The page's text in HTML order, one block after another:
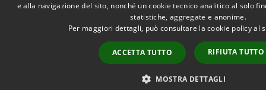
e alla navigazione del sito, nonché un cookie tecnico analitico al solo
statistiche, aggregate e anonime.
Per maggiori dettagli, può consultare la cookie policy al
ACCETTA TUTTO RIFIUTA TUTTO
MOSTRA DETTAGLI